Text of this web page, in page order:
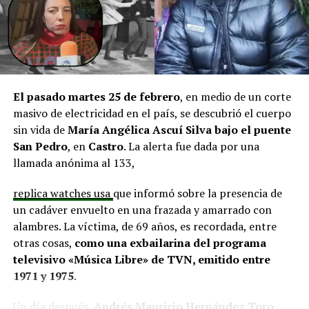
y el cierre perimetral del Club Deportivo Aucar, obras
fundamentales para el desarrollo comunitario.
El alcalde de Quemchi, Javier Ugarte, expresó una
situación similar, señalando que en su comuna tienen
proyectos elegibles tanto en PMU como en PMB, pero
que hasta la fecha no han recibido respuesta clara sobre
si se entregarán los recursos.“Preocupa esta situación,
estos son proyectos que vienen trabajándose desde
hace tiempo y que hoy están en riesgo por la falta de
En la comuna deCuraco de Vélez, la alcaldesa Javiera
Yáñezindicó que históricamente la Subdere ha apoyado
a los municipios en diversos proyectos y que confía en
que durante el año se asignen nuevos recursos, aunque
reconoció una disminución evidente en comparación
ha presentado iniciativas por más de 200 millones de
El pasado martes 25 de febrero, en medio de un corte
masivo de electricidad en el país, se descubrió el cuerpo
sin vida deMaría Angélica Ascuí Silvabajo el puente
San Pedro, en Castro. La alerta fue dada por una
llamada anónima al 133,
replica watches usa que informó sobre la presencia de
un cadáver envuelto en una frazada y amarrado con
alambres. La víctima, de 69 años, es recordada, entre
otras cosas, como una exbailarina del programa
televisivo «Música Libre» de TVN, emitido entre
1971 y 1975.